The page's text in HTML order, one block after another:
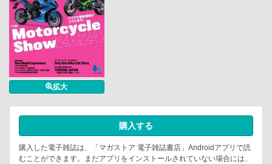
拡大
購入する
購入した電子雑誌は、「マガストア 電子雑誌書店」Androidアプリで読
むことができます。まだアプリをインストールされていない場合には、